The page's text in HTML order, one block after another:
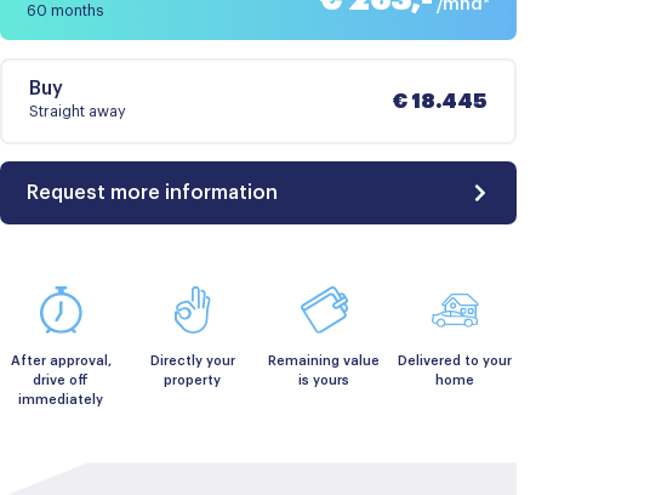
60 months /mnd*
Buy
Straight away
€ 18.445
Request more information
After approval,
drive off
immediately
Directly your
property
Remaining value
is yours
Delivered to your
home